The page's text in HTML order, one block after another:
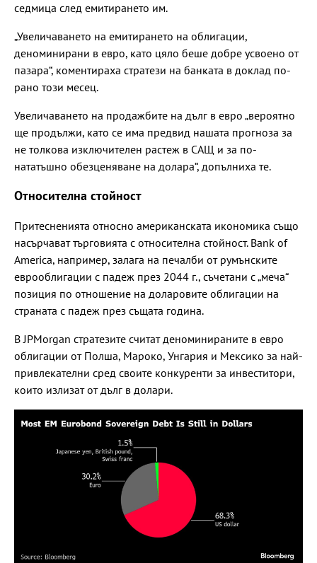
седмица след емитирането им.
„Увеличаването на емитирането на облигации,
деноминирани в евро, като цяло беше добре усвоено от
пазара“, коментираха стратези на банката в доклад по-
рано този месец.
Увеличаването на продажбите на дълг в евро „вероятно
ще продължи, като се има предвид нашата прогноза за
не толкова изключителен растеж в САЩ и за по-
нататъшно обезценяване на долара“, допълниха те.
Относителна стойност
Притесненията относно американската икономика също
насърчават търговията с относителна стойност. Bank of
America, например, залага на печалби от румънските
еврооблигации с падеж през 2044 г., съчетани с „меча“
позиция по отношение на доларовите облигации на
страната с падеж през същата година.
В JPMorgan стратезите считат деноминираните в евро
облигации от Полша, Мароко, Унгария и Мексико за най-
привлекателни сред своите конкуренти за инвеститори,
които излизат от дълг в долари.